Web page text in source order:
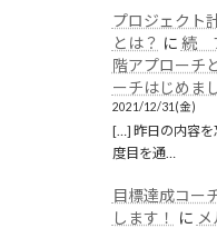
プロジェクト
とは？ に 続
階アプローチ
ーチはじめま
2021/12/31(金)
[…] 昨日の内容を
度目を通…
目標達成コー
します！
に